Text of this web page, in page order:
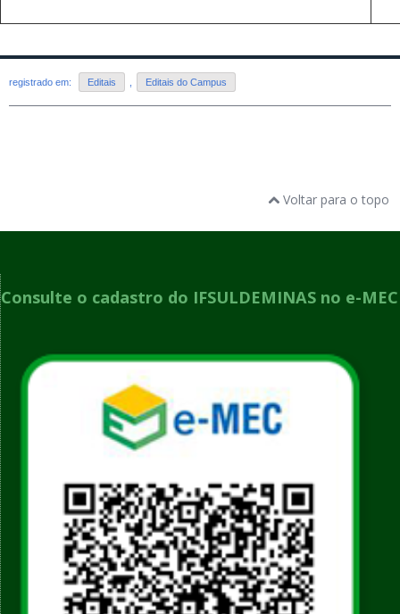
registrado em: Editais Editais do Campus
Voltar para o topo
Consulte o cadastro do IFSULDEMINAS no e-MEC